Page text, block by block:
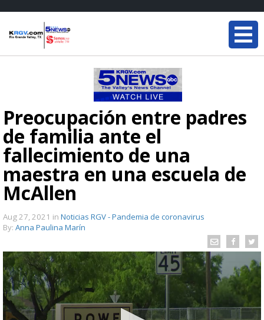
Preocupación entre padres
de familia ante el
fallecimiento de una
maestra en una escuela de
McAllen
Aug 27, 2021 in Noticias RGV - Pandemia de coronavirus
By: Anna Paulina Marín